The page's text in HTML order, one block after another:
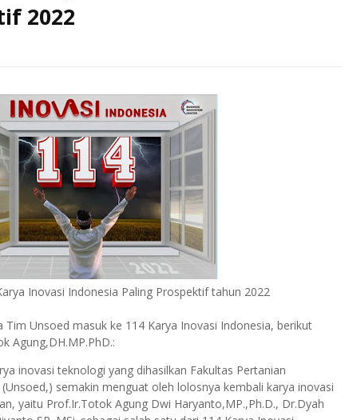
2022
Inovasi Indonesia Paling Prospektif tahun 2022
Unsoed masuk ke 114 Karya Inovasi Indonesia, berikut
Agung,DH.MP.PhD.:
inovasi teknologi yang dihasilkan Fakultas Pertanian
semakin menguat oleh lolosnya kembali karya inovasi
yaitu Prof.Ir.Totok Agung Dwi Haryanto,MP.,Ph.D., Dr.Dyah